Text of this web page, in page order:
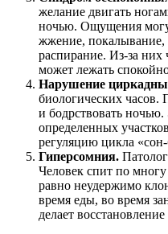
желание двигать
ночью. Ощущения
жжение, покалывание,
распирание. Из-за них
может лежать
Нарушение
биологических часов.
и бодрствовать
определенных
регуляцию цикла
Гиперсомния.
Человек спит по
равно неудержимо
время еды, во время
делает